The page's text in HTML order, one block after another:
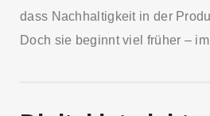
dass Nachhaltigkeit in der
Doch sie beginnt viel früher –